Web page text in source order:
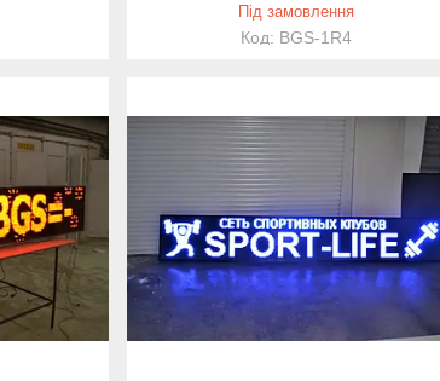
Під замовлення
BGS-1R4